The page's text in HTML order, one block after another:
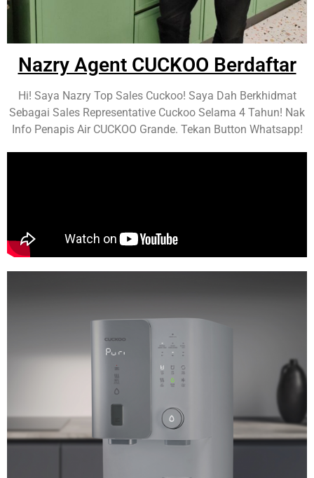
Nazry Agent CUCKOO Berdaftar
Hi! Saya Nazry Top Sales Cuckoo! Saya Dah Berkhidmat
Sebagai Sales Representative Cuckoo Selama 4 Tahun! Nak
Info Penapis Air CUCKOO Grande. Tekan Button Whatsapp!